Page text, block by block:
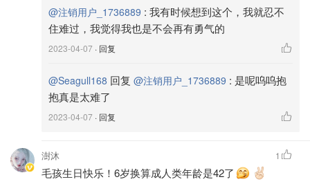
放风，上厕所，或者有专门的dog walker来带毛孩出门透透
除了时间的问题，自身是否对一些动物皮毛过敏？还有性格
也是影响你和宠物幸福值的一大主要原因。如果你本身是非
常活跃的户外型性格，那就应该考虑同样也是比较有活力的
宠物，但如果本来是跟我一样比较宅的，那选择活跃的狗狗
的，那就选择lap dogs,如果不是喜欢黏一起的，那就选择比
较独立和高傲的。性格吻合真的很重要。
@注销用户_1736889 : 我有时候想到这个，我就忍不
住难过，我觉得我也是不会再有勇气的
2023-04-07 · 回复
@Seagull168 回复 @注销用户_1736889 : 是呢呜呜抱
抱真是太难了
2023-04-07 · 回复
澍沐
毛孩生日快乐！6岁换算成人类年龄是42了
1